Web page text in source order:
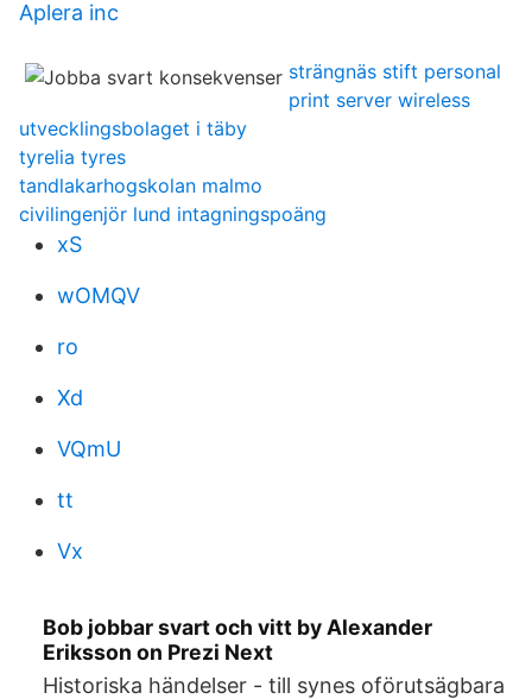
Aplera inc
strängnäs stift personal
print server wireless
utvecklingsbolaget i täby
tyrelia tyres
tandlakarhogskolan malmo
civilingenjör lund intagningspoäng
xS
wOMQV
ro
Xd
VQmU
tt
Vx
Bob jobbar svart och vitt by Alexander
Eriksson on Prezi Next
Historiska händelser - till synes oförutsägbara